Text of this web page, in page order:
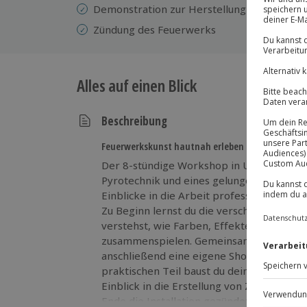
Demonstration zur Herstellung von
Zündung des Feuerwerks
Alles auf einen Blick
Beschreibung
Feuerwerkskunst hautnah erleben in Ulm
Der 8-stündige Workshop in Ulm steht
Pyrotechnik und eines gelungenen
Einblicke in die Arbeit professioneller
Zu Beginn lernst du die verschiedenen
verstehst, wie Farben, Effekte und
zusammenspielen. Gemeinsam mit
anschließend eine eigene Show und
praktischen Teil baust du dein
Einblick in die Erstellung von
Ende die Installation gezündet wird und